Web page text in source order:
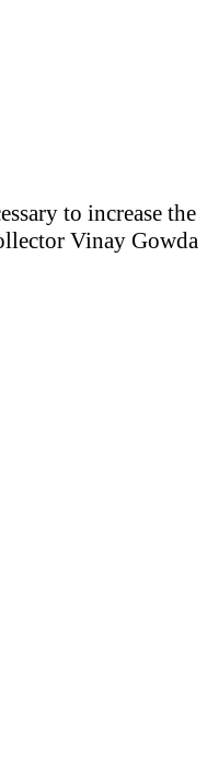
to increase the
Vinay Gowda